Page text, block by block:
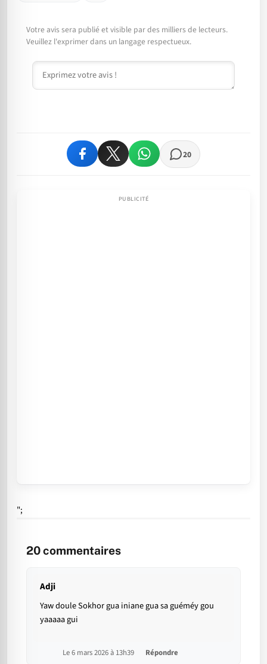
Votre avis sera publié et visible par des milliers de lecteurs.
Veuillez l'exprimer dans un langage respectueux.
Commentaire
20
";
20commentaires
Adji
Yaw doule Sokhor gua iniane gua sa guéméy gou
yaaaaa gui
Le 6 mars 2026 à 13h39 Répondre